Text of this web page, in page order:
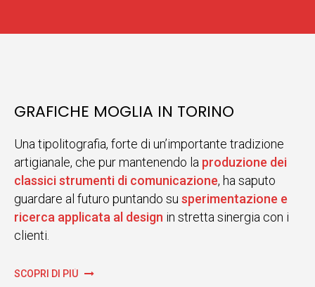
GRAFICHE MOGLIA IN TORINO
Una tipolitografia, forte di un’importante tradizione
artigianale, che pur mantenendo la produzione dei
classici strumenti di comunicazione, ha saputo
guardare al futuro puntando su sperimentazione e
ricerca applicata al design in stretta sinergia con i
clienti.
SCOPRI DI PIÙ